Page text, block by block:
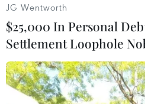
JG Wentworth
$25,000 In Personal
Settlement Loophole